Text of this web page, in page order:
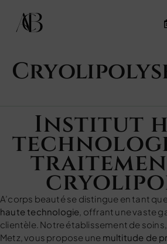
Institut
A’corps beauté se distingue en tant
haute technologie , offrant une vaste
clientèle. Notre établissement de
Metz, vous propose une multitude de